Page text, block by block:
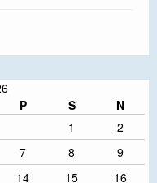
P S
N
1
2
7 8
9
14 15
16